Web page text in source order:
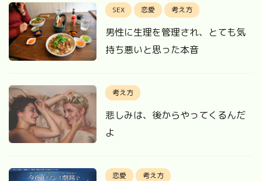
SEX 恋愛 考え方
男性に生理を管理され、とても気
持ち悪いと思った本音
考え方
悲しみは、後からやってくるんだ
よ
恋愛 考え方